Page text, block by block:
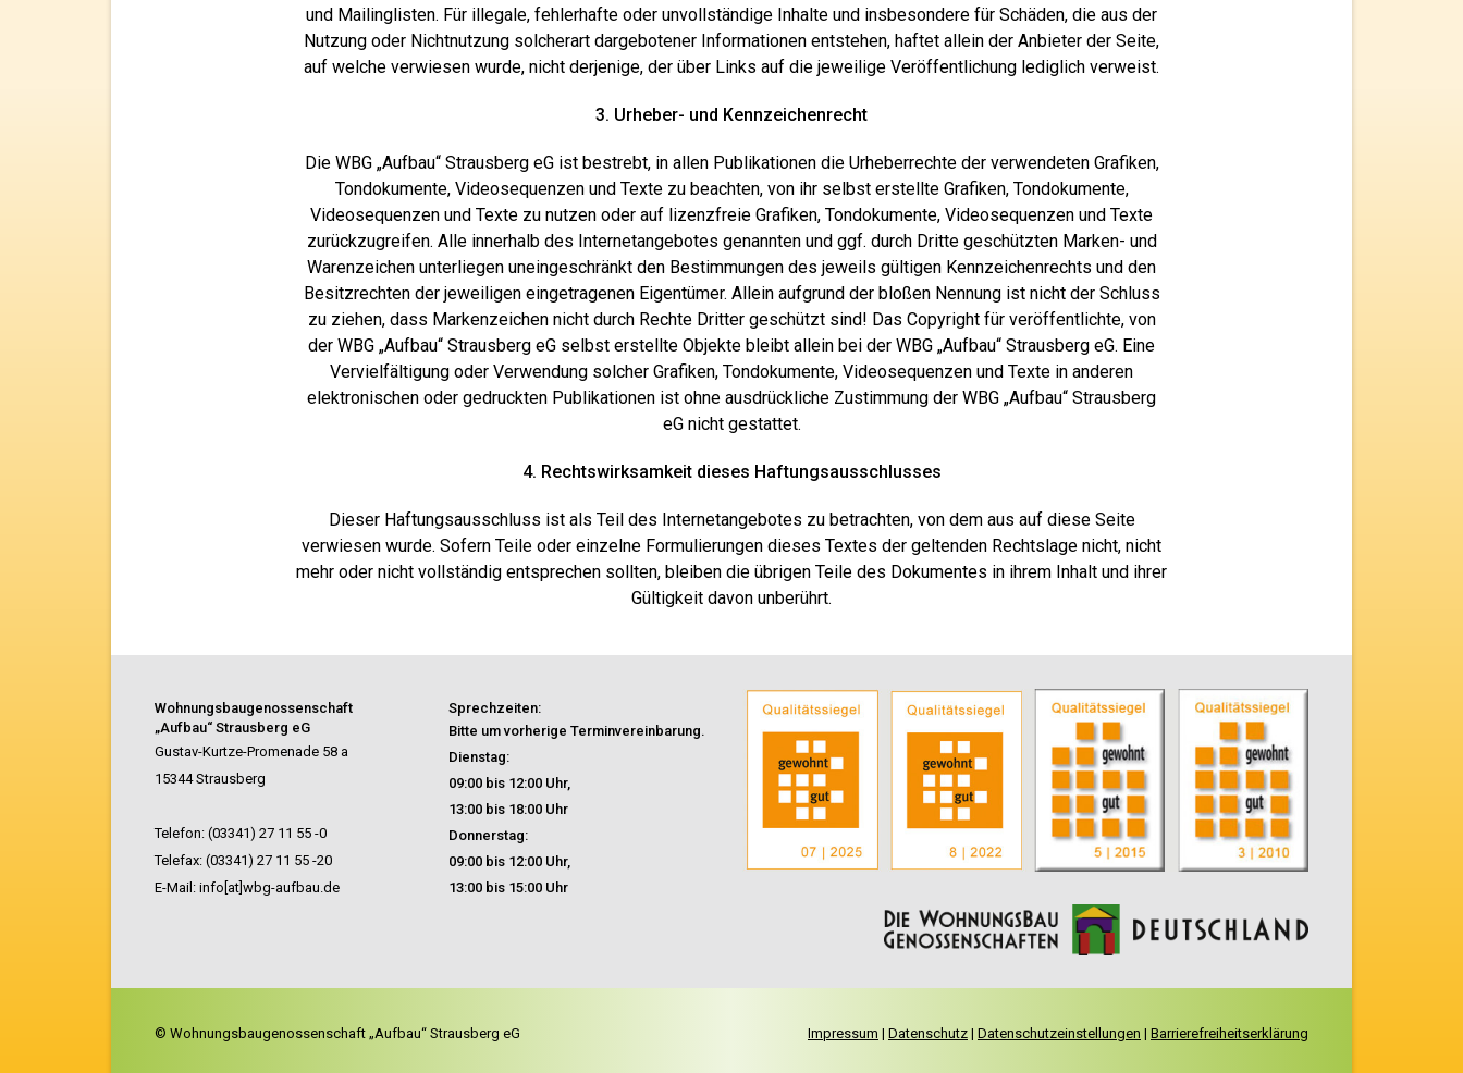
und Mailinglisten. Für illegale, fehlerhafte oder unvollständige Inhalte und insbesondere für Schäden, die aus der
Nutzung oder Nichtnutzung solcherart dargebotener Informationen entstehen, haftet allein der Anbieter der Seite,
auf welche verwiesen wurde, nicht derjenige, der über Links auf die jeweilige Veröffentlichung lediglich verweist.
3. Urheber- und Kennzeichenrecht
Die WBG „Aufbau“ Strausberg eG ist bestrebt, in allen Publikationen die Urheberrechte der verwendeten Grafiken,
Tondokumente, Videosequenzen und Texte zu beachten, von ihr selbst erstellte Grafiken, Tondokumente,
Videosequenzen und Texte zu nutzen oder auf lizenzfreie Grafiken, Tondokumente, Videosequenzen und Texte
zurückzugreifen. Alle innerhalb des Internetangebotes genannten und ggf. durch Dritte geschützten Marken- und
Warenzeichen unterliegen uneingeschränkt den Bestimmungen des jeweils gültigen Kennzeichenrechts und den
Besitzrechten der jeweiligen eingetragenen Eigentümer. Allein aufgrund der bloßen Nennung ist nicht der Schluss
zu ziehen, dass Markenzeichen nicht durch Rechte Dritter geschützt sind! Das Copyright für veröffentlichte, von
der WBG „Aufbau“ Strausberg eG selbst erstellte Objekte bleibt allein bei der WBG „Aufbau“ Strausberg eG. Eine
Vervielfältigung oder Verwendung solcher Grafiken, Tondokumente, Videosequenzen und Texte in anderen
elektronischen oder gedruckten Publikationen ist ohne ausdrückliche Zustimmung der WBG „Aufbau“ Strausberg
eG nicht gestattet.
4. Rechtswirksamkeit dieses Haftungsausschlusses
Dieser Haftungsausschluss ist als Teil des Internetangebotes zu betrachten, von dem aus auf diese Seite
verwiesen wurde. Sofern Teile oder einzelne Formulierungen dieses Textes der geltenden Rechtslage nicht, nicht
mehr oder nicht vollständig entsprechen sollten, bleiben die übrigen Teile des Dokumentes in ihrem Inhalt und ihrer
Gültigkeit davon unberührt.
Wohnungsbaugenossenschaft
„Aufbau“ Strausberg eG
Gustav-Kurtze-Promenade 58 a
15344 Strausberg
Telefon: (03341) 27 11 55 -0
Telefax: (03341) 27 11 55 -20
E-Mail: info[at]wbg-aufbau.de
Sprechzeiten:
Bitte um vorherige Terminvereinbarung.
Dienstag:
09:00 bis 12:00 Uhr,
13:00 bis 18:00 Uhr
Donnerstag:
09:00 bis 12:00 Uhr,
13:00 bis 15:00 Uhr
© Wohnungsbaugenossenschaft „Aufbau“ Strausberg eG Impressum | Datenschutz | Datenschutzeinstellungen | Barrierefreiheitserklärung